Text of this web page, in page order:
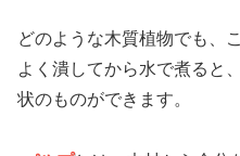
どのような木質植物でも、
よく潰してから水で煮ると
状のものができます。